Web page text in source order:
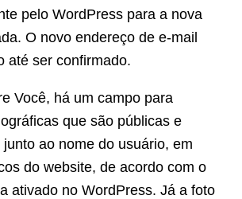
pelo WordPress para a nova
O novo endereço de e-mail
até ser confirmado.
Você, há um campo para
que são públicas e
ao nome do usuário, em
do website, de acordo com o
ativado no WordPress. Já a foto